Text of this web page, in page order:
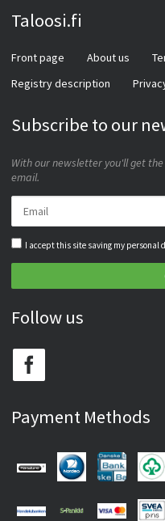
Taloosi.fi
Front page About us
Registry description
Subscribe to our
With our newsletter you'll get
email.
I accept this site saving my personal
Follow us
Payment Methods